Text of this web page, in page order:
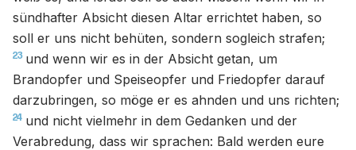
sündhafter Absicht diesen Altar errichtet haben, so
soll er uns nicht behüten, sondern sogleich strafen;
23 und wenn wir es in der Absicht getan, um
Brandopfer und Speiseopfer und Friedopfer darauf
darzubringen, so möge er es ahnden und uns richten;
24 und nicht vielmehr in dem Gedanken und der
Verabredung, dass wir sprachen: Bald werden eure